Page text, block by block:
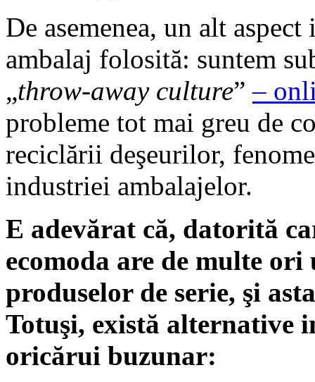
De asemenea, un alt
ambalaj folosită: suntem
„throw-away culture”–
probleme tot mai greu de
reciclării deşeurilor,
industriei ambalajelor.
E adevărat că, datorită
ecomoda are de multe
produselor de serie, şi
Totuşi, există alternative
oricărui buzunar: